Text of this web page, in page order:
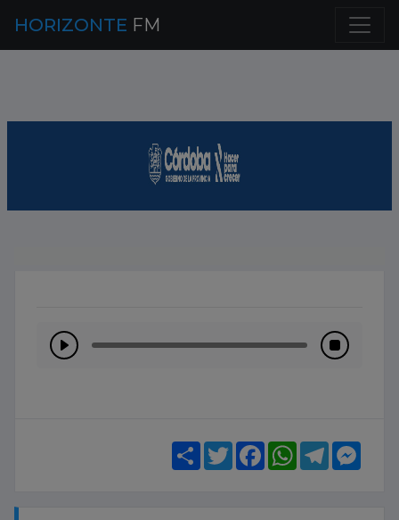
HORIZONTE FM
ShareTwitterFacebook
WhatsApp
Telegram